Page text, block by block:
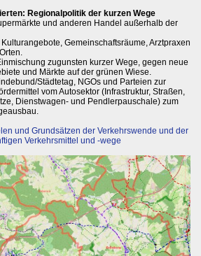
Regionalpolitik der kurzen Wege
und anderen Handel außerhalb der
Gemeinschaftsräume, Arztpraxen
zugunsten kurzer Wege, gegen neue
und Märkte auf der grünen Wiese.
Städtetag, NGOs und Parteien zur
vom Autosektor (Infrastruktur, Straßen,
Dienstwagen- und Pendlerpauschale) zum
und Grundsätzen der Verkehrswende und der
Verkehrsmittel und -wege